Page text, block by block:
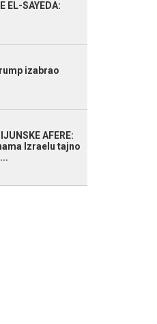
EL-SAYEDA:
izabrao
AFERE:
Izraelu tajno